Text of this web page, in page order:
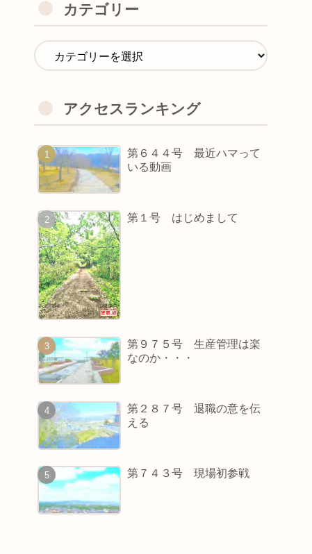
カテゴリー
アクセスランキング
第６４４号 最近ハマって
いる動画
第１号 はじめまして
第９７５号 生産管理は楽
なのか・・・
第２８７号 退職の意を伝
える
第７４３号 現場初参戦